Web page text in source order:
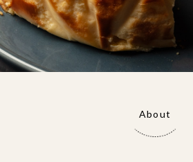
About